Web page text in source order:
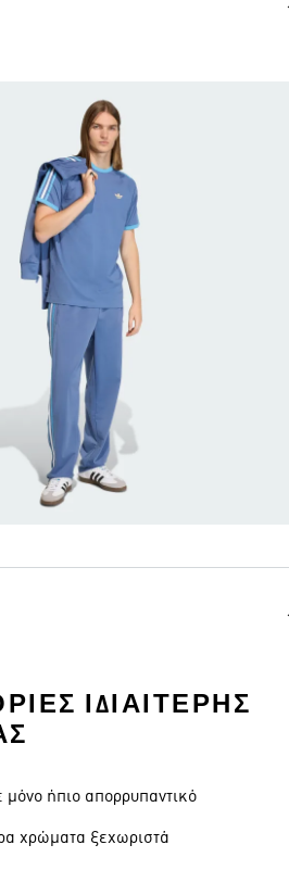
ΙΔΙΑΊΤΕΡΗΣ
μόνο ήπιο απορρυπαντικό
χρώματα ξεχωριστά